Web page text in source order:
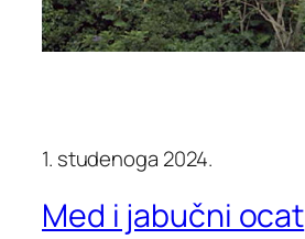
1. studenoga 2024.
Med i jabučni ocat